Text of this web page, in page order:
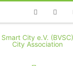
TelefonFacebookTwitter